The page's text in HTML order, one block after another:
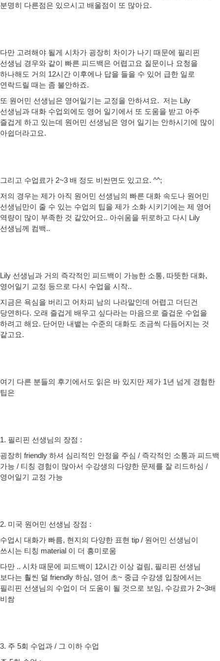
분명히 다른점은 있으시고 배울점이 또 많아요.
다만 고려해야 될게 시차가 굉장히 차이가 나기 때문에 필리핀
선생님 경우와 같이 빠른 피드백은 어렵고요 질문이나 요청을
하나해도 거의 12시간 이후에나 답을 들을 수 있어 급한 일로
연락드릴 때는 좀 불안하죠.
또 원어민 선생님은 영어일기는 교정을 안하셔요. 저는 Lily
선생님과 대화 수업외에도 영어 일기에서 또 도움을 받고 아주
즐겁게 하고 있는데 원어민 선생님은 영어 일기는 안하시기에 많이
아쉽더라고요.
그리고 수업료가 2~3 배 정도 비싼면도 있고요. ^^;
저의 경우는 제가 아직 원어민 선생님의 빠른 대화 속도나 원어민
선생님만이 줄 수 있는 수업의 팁을 제가 소화 시키기에는 제 영어
역량이 많이 부족한 것 같았어요.. 아쉬움을 뒤로하고 다시 Lily
선생님께 컴백..
Lily 선생님과 거의 즉각적인 피드백이 가능한 소통, 따뜻한 대화,
영어일기 교정 등으로 다시 수업을 시작..
지금은 욕심을 버리고 어차피 남의 나라말인데 어렵고 더딘건
당연하다. 오래 즐겁게 배우고 싶다라는 마음으로 즐겁운 수업을
하려고 해요. 단어만 내뱉는 수준의 대화도 조금씩 다듬어지는 것
같고요.
여기 다른 분들의 후기에서도 읽은 바 있지만 제가 1년 넘게 경험한
팁은
1. 필리핀 선생님의 장점 :
굉장히 friendly 하셔 심리적인 안정을 주심 / 즉각적인 소통과 피드백
가능 / 티칭 경험이 많아서 수강생의 다양한 문제를 잘 리드하심 /
영어일기 교정 가능
2. 미국 원어민 선생님 장점 :
수업시 대화가 빠름, 현지의 다양한 표현 tip / 원어민 선생님이
쓰시는 티칭 material 이 더 흥미로움
다만 .. 시차 때문에 피드백이 12시간 이상 걸림, 필리핀 선생님
보다는 훨씬 덜 friendly 하심, 영어 초~ 중급 수강생 입장에서는
필리핀 선생님의 수업이 더 도움이 될 것으로 보임, 수강료가 2~3배
비쌈
3. 주 5회 수업과 / 그 이하 수업